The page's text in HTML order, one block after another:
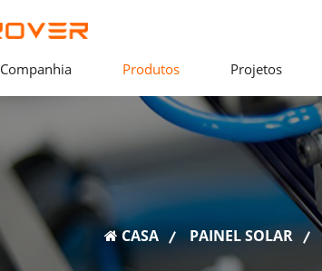
Companhia Produtos Projetos
CASA PAINEL SOLAR